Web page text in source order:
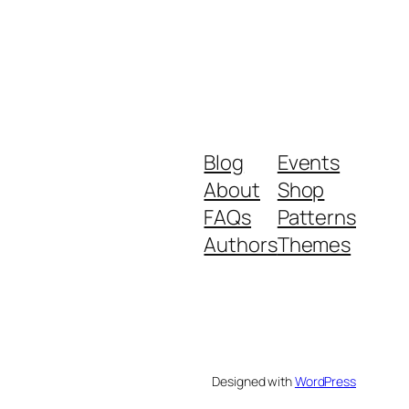
Blog
About
FAQs
Authors
Events
Shop
Patterns
Themes
Designed withWordPress